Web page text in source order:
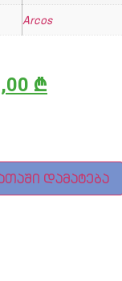
Arcos
₾
დამატება